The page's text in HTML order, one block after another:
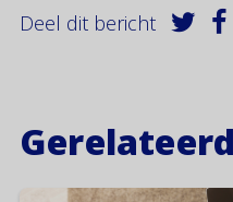
Deel dit bericht